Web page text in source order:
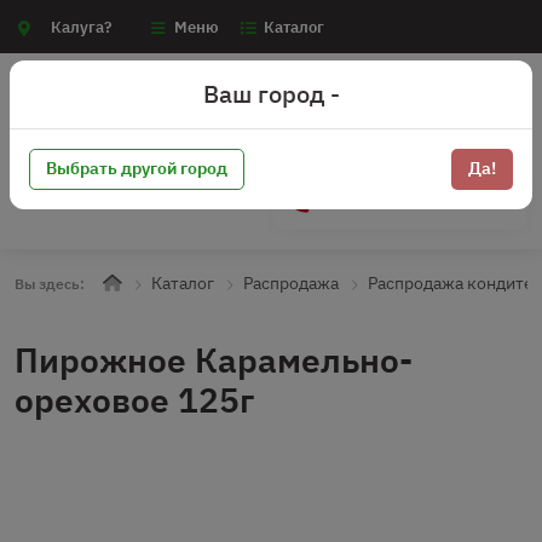
Калуга? Меню Каталог
Вы здесь: Каталог Распродажа Распродажа
Пирожное Карамельно-
ореховое 125г
Ваш город -
Выбрать другой город Да!